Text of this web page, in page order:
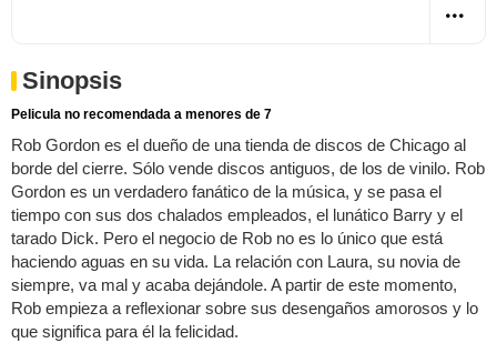
Sinopsis
Pelicula no recomendada a menores de 7
Rob Gordon es el dueño de una tienda de discos de Chicago al
borde del cierre. Sólo vende discos antiguos, de los de vinilo. Rob
Gordon es un verdadero fanático de la música, y se pasa el
tiempo con sus dos chalados empleados, el lunático Barry y el
tarado Dick. Pero el negocio de Rob no es lo único que está
haciendo aguas en su vida. La relación con Laura, su novia de
siempre, va mal y acaba dejándole. A partir de este momento,
Rob empieza a reflexionar sobre sus desengaños amorosos y lo
que significa para él la felicidad.